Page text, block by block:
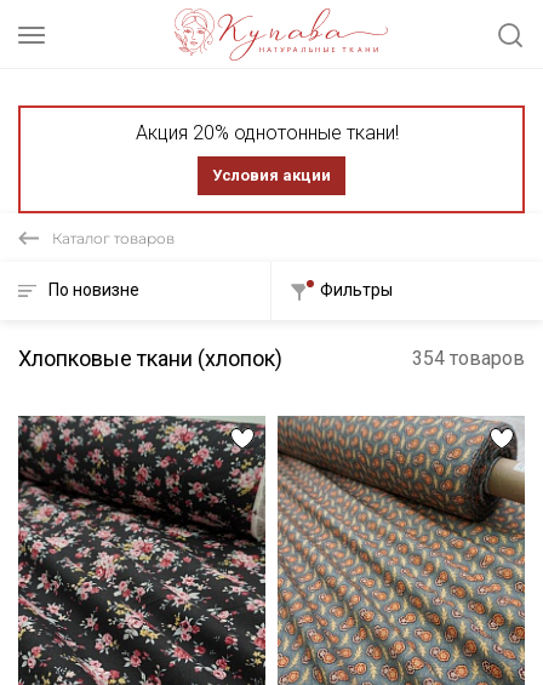
Акция 20% однотонные ткани!
Условия акции
Каталог товаров
По новизне Фильтры
Хлопковые ткани (хлопок) 354 товаров